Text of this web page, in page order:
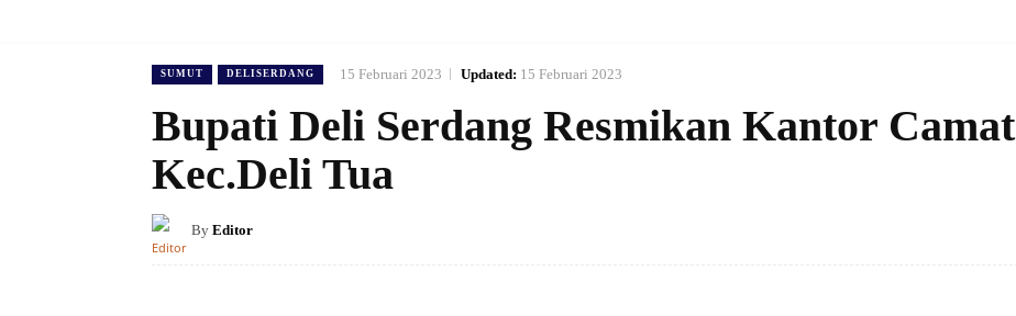
SUMUT DELISERDANG 15 Februari 2023 Updated: 15 Februari 2023
Bupati Deli Serdang Resmikan Kantor Camat
Kec.Deli Tua
By Editor